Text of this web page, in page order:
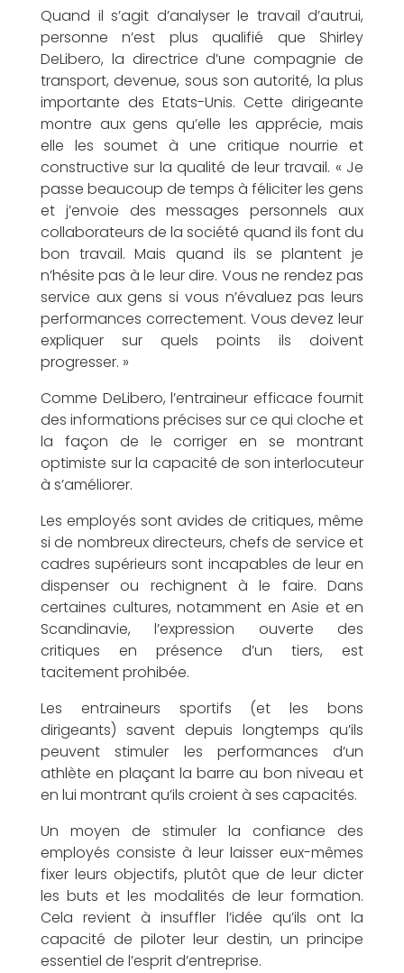
m
o
t
i
o
n
n
e
l
Quand il s’agit d’analyser le travail d’autrui,
personne n’est plus qualifié que Shirley
DeLibero, la directrice d’une compagnie de
transport, devenue, sous son autorité, la plus
importante des Etats-Unis. Cette dirigeante
montre aux gens qu’elle les apprécie, mais
elle les soumet à une critique nourrie et
constructive sur la qualité de leur travail. « Je
passe beaucoup de temps à féliciter les gens
et j’envoie des messages personnels aux
collaborateurs de la société quand ils font du
bon travail. Mais quand ils se plantent je
n’hésite pas à le leur dire. Vous ne rendez pas
service aux gens si vous n’évaluez pas leurs
performances correctement. Vous devez leur
expliquer sur quels points ils doivent
progresser. »
Comme DeLibero, l’entraineur efficace fournit
des informations précises sur ce qui cloche et
la façon de le corriger en se montrant
optimiste sur la capacité de son interlocuteur
à s’améliorer.
Les employés sont avides de critiques, même
si de nombreux directeurs, chefs de service et
cadres supérieurs sont incapables de leur en
dispenser ou rechignent à le faire. Dans
certaines cultures, notamment en Asie et en
Scandinavie, l’expression ouverte des
critiques en présence d’un tiers, est
tacitement prohibée.
Les entraineurs sportifs (et les bons
dirigeants) savent depuis longtemps qu’ils
peuvent stimuler les performances d’un
athlète en plaçant la barre au bon niveau et
en lui montrant qu’ils croient à ses capacités.
Un moyen de stimuler la confiance des
employés consiste à leur laisser eux-mêmes
fixer leurs objectifs, plutôt que de leur dicter
les buts et les modalités de leur formation.
Cela revient à insuffler l’idée qu’ils ont la
capacité de piloter leur destin, un principe
essentiel de l’esprit d’entreprise.